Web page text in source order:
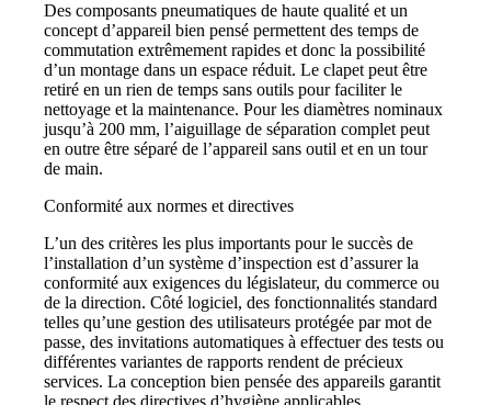
Des composants pneumatiques de haute qualité et un
concept d’appareil bien pensé permettent des temps de
commutation extrêmement rapides et donc la possibilité
d’un montage dans un espace réduit. Le clapet peut être
retiré en un rien de temps sans outils pour faciliter le
nettoyage et la maintenance. Pour les diamètres nominaux
jusqu’à 200 mm, l’aiguillage de séparation complet peut
en outre être séparé de l’appareil sans outil et en un tour
de main.
Conformité aux normes et directives
L’un des critères les plus importants pour le succès de
l’installation d’un système d’inspection est d’assurer la
conformité aux exigences du législateur, du commerce ou
de la direction. Côté logiciel, des fonctionnalités standard
telles qu’une gestion des utilisateurs protégée par mot de
passe, des invitations automatiques à effectuer des tests ou
différentes variantes de rapports rendent de précieux
services. La conception bien pensée des appareils garantit